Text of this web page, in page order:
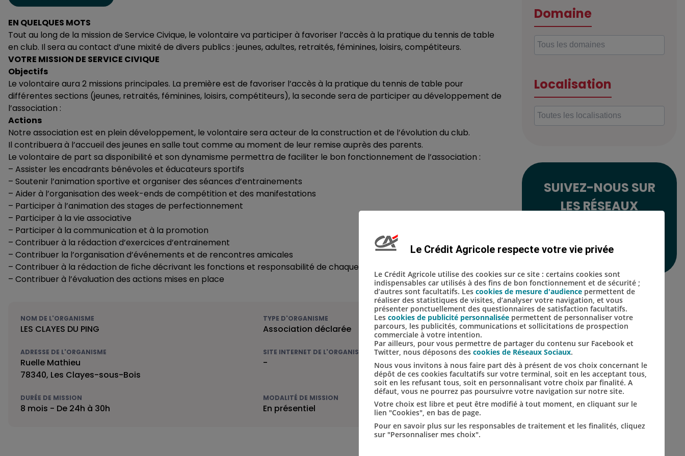
EN QUELQUES MOTS
Tout au long de la mission de Service Civique, le volontaire va participer à favoriser l’accès à la pratique du tennis de table
en club. Il sera au contact d’une mixité de divers publics : jeunes, adultes, retraités, féminines, loisirs, compétiteurs.
VOTRE MISSION DE SERVICE CIVIQUE
Objectifs
Le volontaire aura 2 missions principales. La première est de favoriser l’accès à la pratique du tennis de table pour
différentes sections (jeunes, retraités, féminines, loisirs, compétiteurs), la seconde sera de participer au développement de
l’association :
Actions
Notre association est en plein développement, le volontaire sera acteur de la construction et de l’évolution du club.
Il contribuera à l’accueil des jeunes en salle tout comme au moment de leur remise auprès des parents.
Le volontaire de part sa disponibilité et son dynamisme permettra de faciliter le bon fonctionnement de l’association :
– Assister les encadrants bénévoles et éducateurs sportifs
– Soutenir l’animation sportive et organiser des séances d’entrainements
– Aider à l’organisation des week-ends de compétition et des manifestations
– Participer à l’animation des stages de perfectionnement
– Participer à la vie associative
– Participer à la communication et à la promotion
– Contribuer à la rédaction d’exercices d’entrainement
– Contribuer la l’organisation d’événements et de rencontres amicales
– Contribuer à la rédaction de fiche décrivant les fonctions et responsabilité de chaque membre
– Contribuer à l’évaluation des actions mises en place
NOM DE L'ORGANISME
LES CLAYES DU PING
TYPE D'ORGANISME
Association déclarée
ADRESSE DE L'ORGANISME
Ruelle Mathieu
78340, Les Clayes-sous-Bois
SITE INTERNET DE L'ORGANISME
-
DURÉE DE MISSION
8 mois - De 24h à 30h
MODALITÉ DE MISSION
En présentiel
Domaine
Localisation
SUIVEZ-NOUS SUR
LES RÉSEAUX
Lien vers le compte
Lien vers le
Le Crédit Agricole respecte votre vie privée
Le Crédit Agricole utilise des cookies sur ce site : certains cookies sont
indispensables car utilisés à des fins de bon fonctionnement et de sécurité ;
d’autres sont facultatifs. Les cookies de mesure d'audience permettent de
réaliser des statistiques de visites, d’analyser votre navigation, et vous
présenter ponctuellement des questionnaires de satisfaction facultatifs.
Les cookies de publicité personnalisée permettent de personnaliser votre
parcours, les publicités, communications et sollicitations de prospection
commerciale à votre intention.
Par ailleurs, pour vous permettre de partager du contenu sur Facebook et
Twitter, nous déposons des cookies de Réseaux Sociaux.
Nous vous invitons à nous faire part dès à présent de vos choix concernant le
dépôt de ces cookies facultatifs sur votre terminal, soit en les acceptant tous,
soit en les refusant tous, soit en personnalisant votre choix par finalité. A
défaut, vous ne pourrez pas poursuivre votre navigation sur notre site.
Votre choix est libre et peut être modifié à tout moment, en cliquant sur le
lien "Cookies", en bas de page.
Pour en savoir plus sur les responsables de traitement et les finalités, cliquez
sur "Personnaliser mes choix".